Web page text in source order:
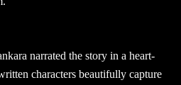
narrated the story in a heart-
characters beautifully capture